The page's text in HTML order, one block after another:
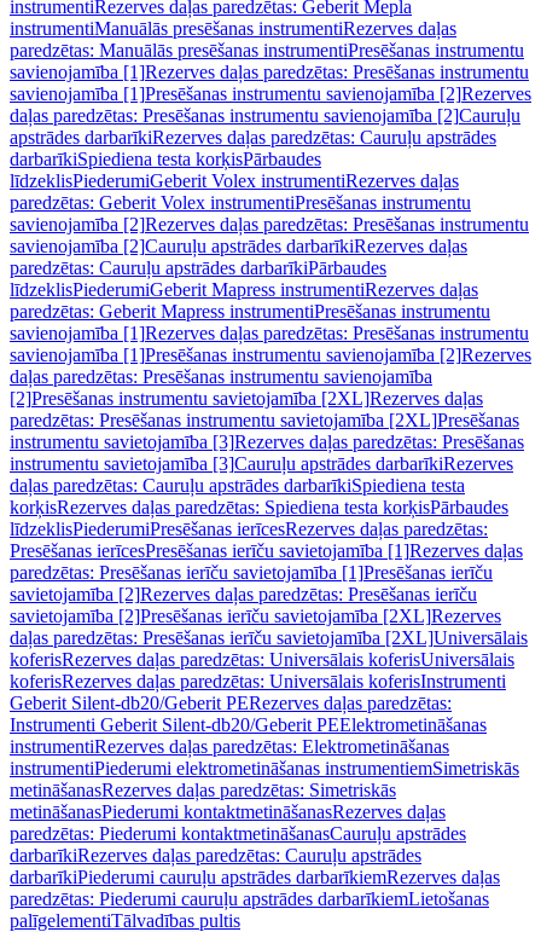
instrumentiRezerves daļas paredzētas: Geberit Mepla
instrumentiManuālās presēšanas instrumentiRezerves daļas
paredzētas: Manuālās presēšanas instrumentiPresēšanas instrumentu
savienojamība [1]Rezerves daļas paredzētas: Presēšanas instrumentu
savienojamība [1]Presēšanas instrumentu savienojamība [2]Rezerves
daļas paredzētas: Presēšanas instrumentu savienojamība [2]Cauruļu
apstrādes darbarīkiRezerves daļas paredzētas: Cauruļu apstrādes
darbarīkiSpiediena testa korķisPārbaudes
līdzeklisPiederumiGeberit Volex instrumentiRezerves daļas
paredzētas: Geberit Volex instrumentiPresēšanas instrumentu
savienojamība [2]Rezerves daļas paredzētas: Presēšanas instrumentu
savienojamība [2]Cauruļu apstrādes darbarīkiRezerves daļas
paredzētas: Cauruļu apstrādes darbarīkiPārbaudes
līdzeklisPiederumiGeberit Mapress instrumentiRezerves daļas
paredzētas: Geberit Mapress instrumentiPresēšanas instrumentu
savienojamība [1]Rezerves daļas paredzētas: Presēšanas instrumentu
savienojamība [1]Presēšanas instrumentu savienojamība [2]Rezerves
daļas paredzētas: Presēšanas instrumentu savienojamība
[2]Presēšanas instrumentu savietojamība [2XL]Rezerves daļas
paredzētas: Presēšanas instrumentu savietojamība [2XL]Presēšanas
instrumentu savietojamība [3]Rezerves daļas paredzētas: Presēšanas
instrumentu savietojamība [3]Cauruļu apstrādes darbarīkiRezerves
daļas paredzētas: Cauruļu apstrādes darbarīkiSpiediena testa
korķisRezerves daļas paredzētas: Spiediena testa korķisPārbaudes
līdzeklisPiederumiPresēšanas ierīcesRezerves daļas paredzētas:
Presēšanas ierīcesPresēšanas ierīču savietojamība [1]Rezerves daļas
paredzētas: Presēšanas ierīču savietojamība [1]Presēšanas ierīču
savietojamība [2]Rezerves daļas paredzētas: Presēšanas ierīču
savietojamība [2]Presēšanas ierīču savietojamība [2XL]Rezerves
daļas paredzētas: Presēšanas ierīču savietojamība [2XL]Universālais
koferisRezerves daļas paredzētas: Universālais koferisUniversālais
koferisRezerves daļas paredzētas: Universālais koferisInstrumenti
Geberit Silent-db20/Geberit PERezerves daļas paredzētas:
Instrumenti Geberit Silent-db20/Geberit PEElektrometināšanas
instrumentiRezerves daļas paredzētas: Elektrometināšanas
instrumentiPiederumi elektrometināšanas instrumentiemSimetriskās
metināšanasRezerves daļas paredzētas: Simetriskās
metināšanasPiederumi kontaktmetināšanasRezerves daļas
paredzētas: Piederumi kontaktmetināšanasCauruļu apstrādes
darbarīkiRezerves daļas paredzētas: Cauruļu apstrādes
darbarīkiPiederumi cauruļu apstrādes darbarīkiemRezerves daļas
paredzētas: Piederumi cauruļu apstrādes darbarīkiemLietošanas
palīgelementiTālvadības pultis